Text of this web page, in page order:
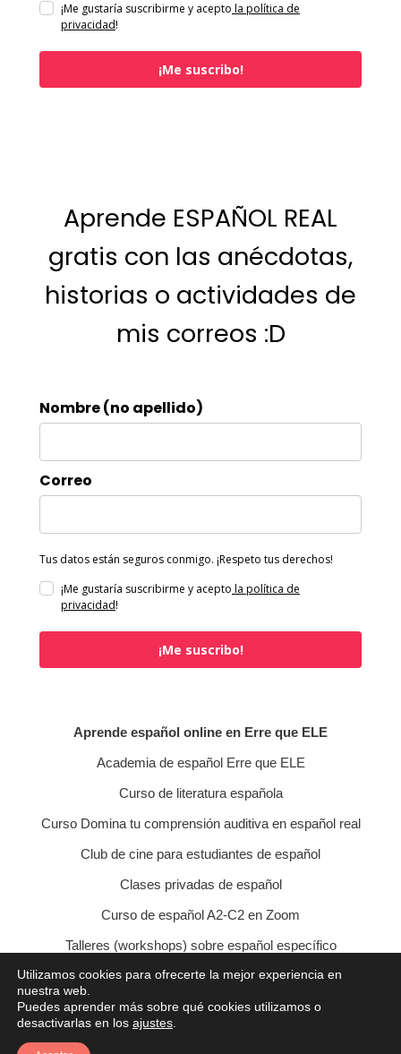
¡Me gustaría suscribirme y acepto la política de
privacidad!
¡Me suscribo!
Aprende ESPAÑOL REAL
gratis con las anécdotas,
historias o actividades de
mis correos :D
Nombre (no apellido)
Correo
Tus datos están seguros conmigo. ¡Respeto tus derechos!
¡Me gustaría suscribirme y acepto la política de
privacidad!
¡Me suscribo!
Aprende español online en Erre que ELE
Academia de español Erre que ELE
Curso de literatura española
Curso Domina tu comprensión auditiva en español real
Club de cine para estudiantes de español
Clases privadas de español
Curso de español A2-C2 en Zoom
Talleres (workshops) sobre español específico
Curso de conversación veraniego
Política de privacidad
Política de cookies
Condiciones de contratación
Utilizamos cookies para ofrecerte la mejor experiencia en
nuestra web.
Puedes aprender más sobre qué cookies utilizamos o
desactivarlas en los ajustes